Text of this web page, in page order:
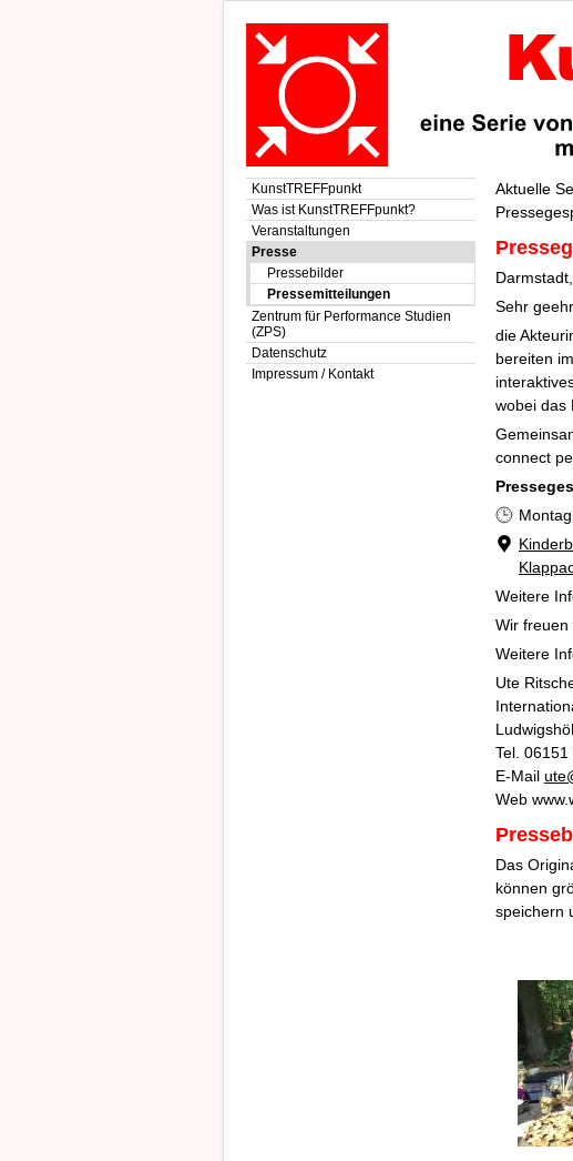
KunstTREFFpunkt
Was ist KunstTREFFpunkt?
Veranstaltungen
Presse
Pressebilder
Pressemitteilungen
Zentrum für Performance Studien
(ZPS)
Datenschutz
Impressum / Kontakt
Aktuelle
Sehr
die
bereiten
wobei das
connect
Weitere
Wir freuen
Weitere
Ute
Tel.
E-Mail
Web
Das
können
speichern